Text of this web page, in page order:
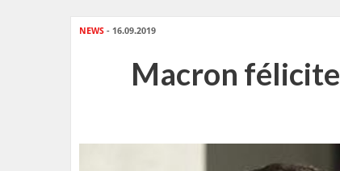
NEWS - 16.09.2019
Macron